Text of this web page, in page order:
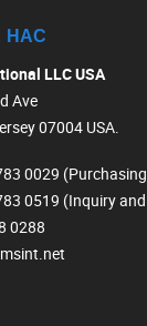
НАС
LLC USA
Ave
07004 USA.
0029
0519 (Inquiry
0288